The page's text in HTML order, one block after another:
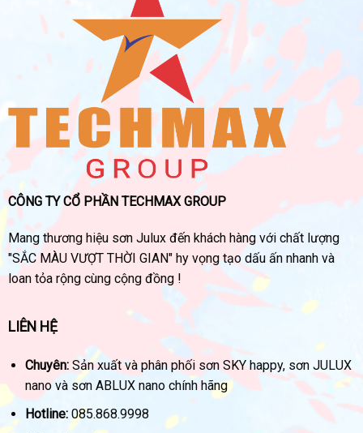
CÔNG TY CỔ PHẦN TECHMAX GROUP
Mang thương hiệu sơn Julux đến khách hàng với chất lượng
"SẮC MÀU VƯỢT THỜI GIAN" hy vọng tạo dấu ấn nhanh và
loan tỏa rộng cùng cộng đồng !
LIÊN HỆ
Chuyên:Sản xuất và phân phối sơn SKY happy, sơn JULUX
nano và sơn ABLUX nano chính hãng
Hotline:085.868.9998